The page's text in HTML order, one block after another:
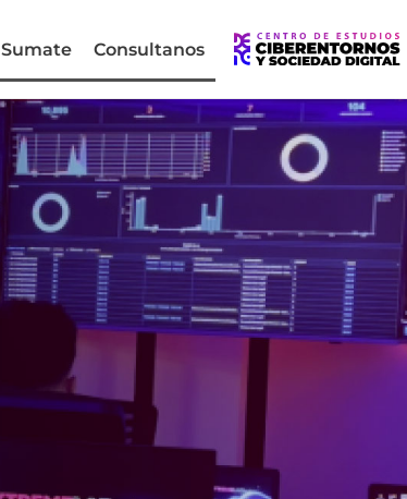
Sumate Consultanos